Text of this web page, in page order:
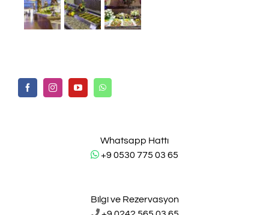
Whatsapp Hattı
+9 0530 775 03 65
Bilgi ve Rezervasyon